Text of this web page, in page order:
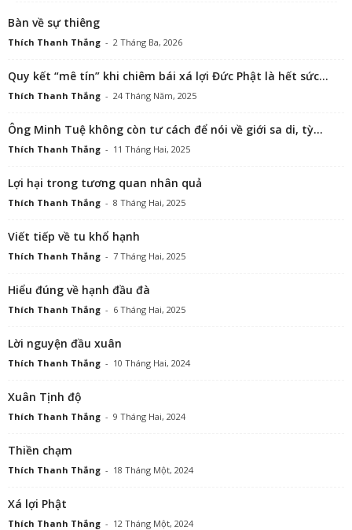
Bàn về sự thiêng
Thích Thanh Thắng - 2 Tháng Ba, 2026
Quy kết “mê tín” khi chiêm bái xá lợi Đức Phật là hết sức...
Thích Thanh Thắng - 24 Tháng Năm, 2025
Ông Minh Tuệ không còn tư cách để nói về giới sa di, tỳ...
Thích Thanh Thắng - 11 Tháng Hai, 2025
Lợi hại trong tương quan nhân quả
Thích Thanh Thắng - 8 Tháng Hai, 2025
Viết tiếp về tu khổ hạnh
Thích Thanh Thắng - 7 Tháng Hai, 2025
Hiểu đúng về hạnh đầu đà
Thích Thanh Thắng - 6 Tháng Hai, 2025
Lời nguyện đầu xuân
Thích Thanh Thắng - 10 Tháng Hai, 2024
Xuân Tịnh độ
Thích Thanh Thắng - 9 Tháng Hai, 2024
Thiền chạm
Thích Thanh Thắng - 18 Tháng Một, 2024
Xá lợi Phật
Thích Thanh Thắng - 12 Tháng Một, 2024